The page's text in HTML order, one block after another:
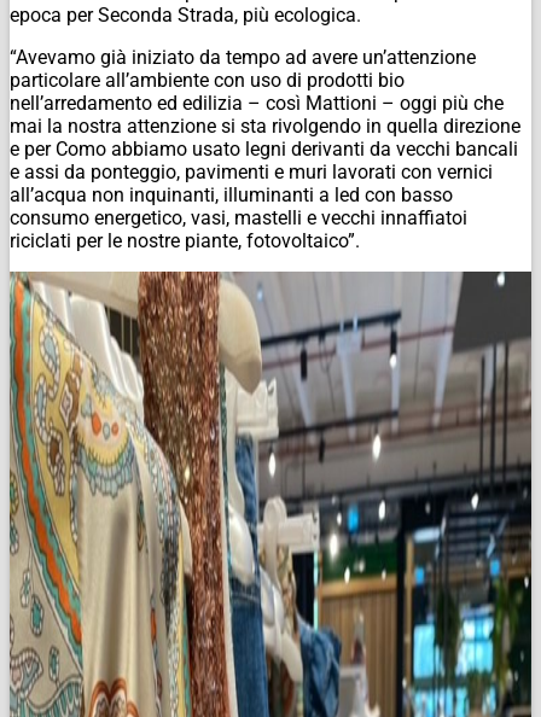
epoca per Seconda Strada, più ecologica.
“Avevamo già iniziato da tempo ad avere un’attenzione
particolare all’ambiente con uso di prodotti bio
nell’arredamento ed edilizia – così Mattioni – oggi più che
mai la nostra attenzione si sta rivolgendo in quella direzione
e per Como abbiamo usato legni derivanti da vecchi bancali
e assi da ponteggio, pavimenti e muri lavorati con vernici
all’acqua non inquinanti, illuminanti a led con basso
consumo energetico, vasi, mastelli e vecchi innaffiatoi
riciclati per le nostre piante, fotovoltaico”.